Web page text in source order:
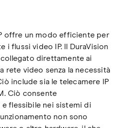
offre un modo efficiente per
flussi video IP. Il DuraVision
collegato direttamente ai
rete video senza la necessità
include sia le telecamere IP
Ciò consente
flessibile nei sistemi di
non sono